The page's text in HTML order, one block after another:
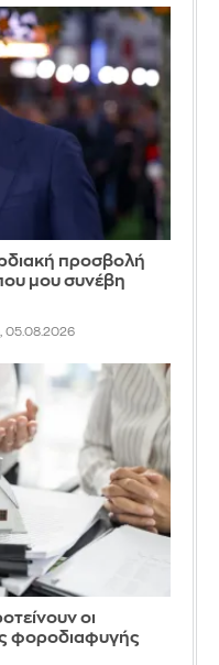
προσβολή
μου συνέβη
05.08.2026
οι
φοροδιαφυγής